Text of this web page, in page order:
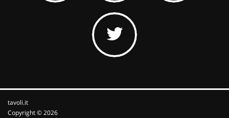
tavoli.it
Copyright © 2026